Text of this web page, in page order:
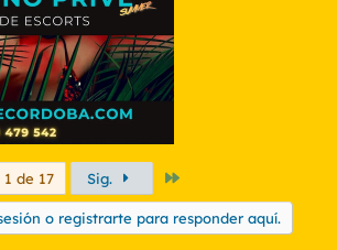
1 de 17 Sig.
o registrarte para responder aquí.